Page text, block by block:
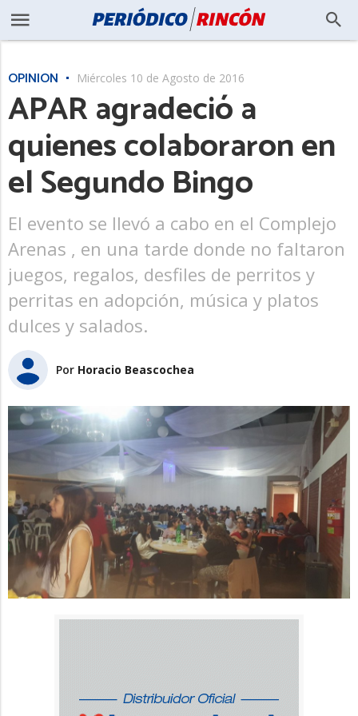
OPINIÓN Miércoles 10 de Agosto de 2016
APAR agradeció a
quienes colaboraron en
el Segundo Bingo
El evento se llevó a cabo en el Complejo
Arenas , en una tarde donde no faltaron
juegos, regalos, desfiles de perritos y
perritas en adopción, música y platos
dulces y salados.
Por Horacio Beascochea